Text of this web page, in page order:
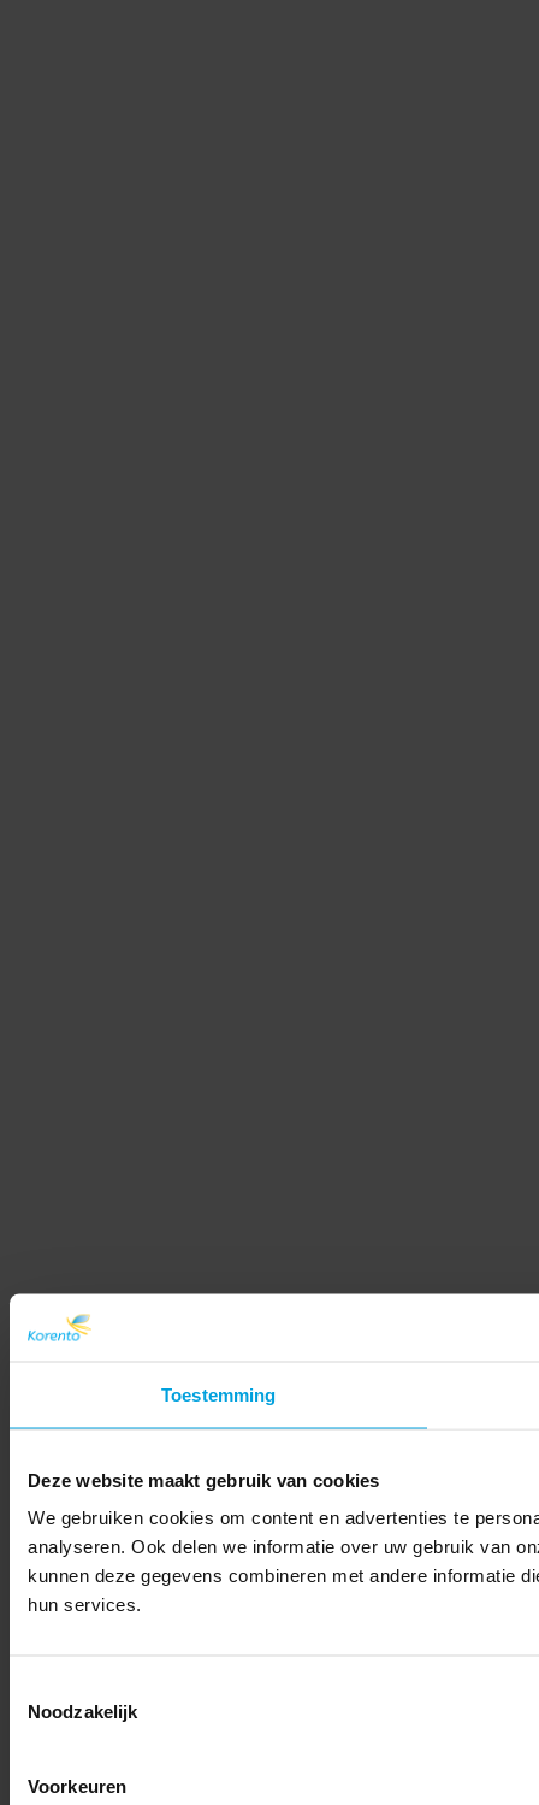
Toestemming
Deze website maakt gebruik van cookies
We gebruiken cookies om content en advertenties te
analyseren. Ook delen we informatie over uw gebruik van
kunnen deze gegevens combineren met andere informatie
hun services.
Noodzakelijk
Voorkeuren